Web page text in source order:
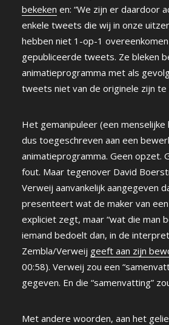
bekeken en: “We zijn er daardoor
enkele tweets die wij in onze
hebben niet 1-op-1
gepubliceerde tweets. Ze bleken
animatieprogramma met als
tweets niet van de originele zijn te
Het gemanipuleer (een
dus toegeschreven aan een
animatieprogramma. Geen opzet.
fout. Maar tegenover David
Verweij aanvankelijk aangegeven
presenteert wat de maker van
expliciet zegt, maar “wat die man
iemand bedoelt dan, in de
Zembla/Verweij geeft aan zijn
00:58). Verweij zou een
gegeven. En die “samenvatting”
Met andere woorden, aan het